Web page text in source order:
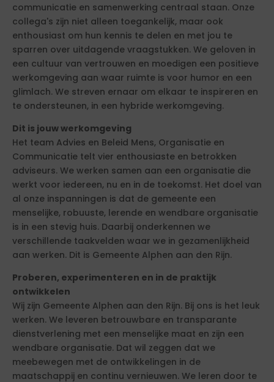
communicatie en samenwerking centraal staan. Onze
collega's zijn niet alleen toegankelijk, maar ook
enthousiast om hun kennis te delen en met jou te
sparren over uitdagende vraagstukken. We geloven in
een cultuur van vertrouwen en moedigen een positieve
werkomgeving aan waar ruimte is voor humor en een
glimlach. We streven ernaar om elkaar te inspireren en
te ondersteunen, in een hybride werkomgeving.
Dit is jouw werkomgeving
Het team Advies en Beleid Mens, Organisatie en
Communicatie telt vier enthousiaste en betrokken
adviseurs. We werken samen aan een organisatie die
werkt voor iedereen, nu en in de toekomst. Het doel van
al onze inspanningen is dat de gemeente een
menselijke, robuuste, lerende en wendbare organisatie
is in een stevig huis. Daarbij onderkennen we
verschillende taakvelden waar we in gezamenlijkheid
aan werken. Dit is Gemeente Alphen aan den Rijn.
Proberen, experimenteren en in de praktijk
ontwikkelen
Wij zijn Gemeente Alphen aan den Rijn. Bij ons is het leuk
werken. We leveren betrouwbare en transparante
dienstverlening met een menselijke maat en zijn een
wendbare organisatie. Dat wil zeggen dat we
meebewegen met de ontwikkelingen in de
maatschappij en continu vernieuwen. We leren door te